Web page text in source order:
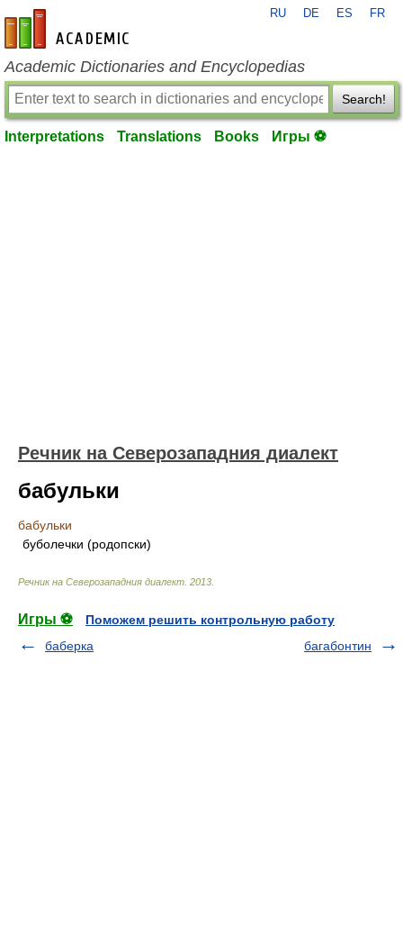
en-academic.com
RU DE ES FR
Academic Dictionaries and Encyclopedias
Search!
Interpretations Translations Books Игры ⚽
Речник на Северозападния диалект
бабульки
бабульки
буболечки (родопски)
Речник на Северозападния диалект 2013
Игры ⚽
Поможем решить контрольную работу
баберка
багабонтин